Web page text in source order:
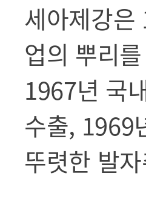
세아제강
업의 뿌리
1967년 국
수출, 1969
뚜렷한 발